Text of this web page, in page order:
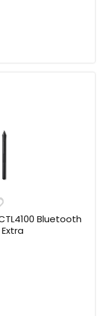
Bluetooth